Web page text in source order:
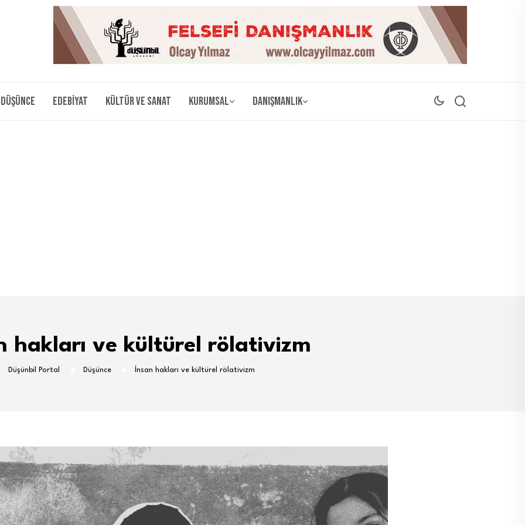
Düşünce Edebiyat Kültür ve Sanat Kurumsal Danışmanlık
hakları ve kültürel rölativizm
Düşünbil Portal Düşünce İnsan hakları ve kültürel rölativizm